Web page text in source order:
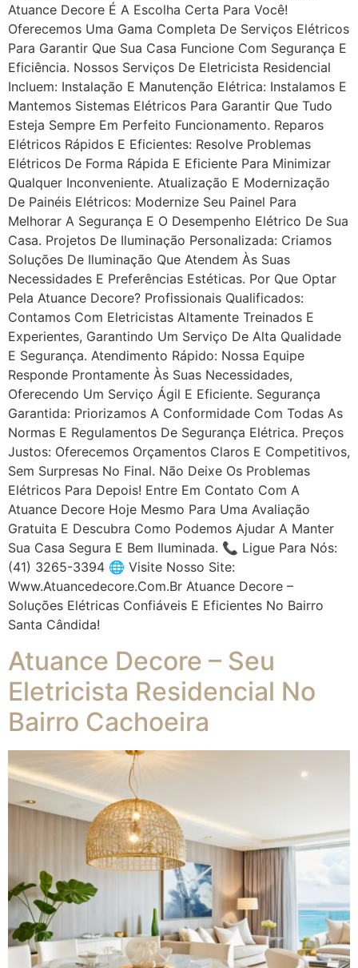
Atuance Decore É A Escolha Certa Para Você!
Oferecemos Uma Gama Completa De Serviços Elétricos
Para Garantir Que Sua Casa Funcione Com Segurança E
Eficiência. Nossos Serviços De Eletricista Residencial
Incluem: Instalação E Manutenção Elétrica: Instalamos E
Mantemos Sistemas Elétricos Para Garantir Que Tudo
Esteja Sempre Em Perfeito Funcionamento. Reparos
Elétricos Rápidos E Eficientes: Resolve Problemas
Elétricos De Forma Rápida E Eficiente Para Minimizar
Qualquer Inconveniente. Atualização E Modernização
De Painéis Elétricos: Modernize Seu Painel Para
Melhorar A Segurança E O Desempenho Elétrico De Sua
Casa. Projetos De Iluminação Personalizada: Criamos
Soluções De Iluminação Que Atendem Às Suas
Necessidades E Preferências Estéticas. Por Que Optar
Pela Atuance Decore? Profissionais Qualificados:
Contamos Com Eletricistas Altamente Treinados E
Experientes, Garantindo Um Serviço De Alta Qualidade
E Segurança. Atendimento Rápido: Nossa Equipe
Responde Prontamente Às Suas Necessidades,
Oferecendo Um Serviço Ágil E Eficiente. Segurança
Garantida: Priorizamos A Conformidade Com Todas As
Normas E Regulamentos De Segurança Elétrica. Preços
Justos: Oferecemos Orçamentos Claros E Competitivos,
Sem Surpresas No Final. Não Deixe Os Problemas
Elétricos Para Depois! Entre Em Contato Com A
Atuance Decore Hoje Mesmo Para Uma Avaliação
Gratuita E Descubra Como Podemos Ajudar A Manter
Sua Casa Segura E Bem Iluminada. 📞 Ligue Para Nós:
(41) 3265-3394 🌐 Visite Nosso Site:
Www.atuancedecore.com.br Atuance Decore –
Soluções Elétricas Confiáveis E Eficientes No Bairro
Santa Cândida!
Atuance Decore – Seu
Eletricista Residencial No
Bairro Cachoeira